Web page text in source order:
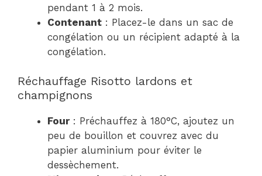
pendant 1 à 2 mois.
Contenant : Placez-le dans un sac de
congélation ou un récipient adapté à la
congélation.
Réchauffage Risotto lardons et
champignons
Four: Préchauffez à 180°C, ajoutez un
peu de bouillon et couvrez avec du
papier aluminium pour éviter le
dessèchement.